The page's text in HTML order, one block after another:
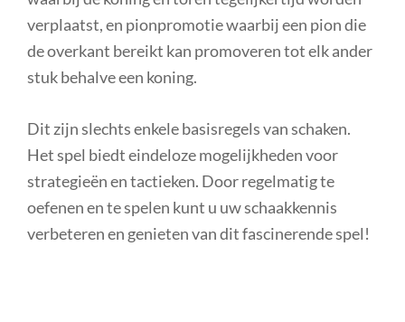
verplaatst, en pionpromotie waarbij een pion die
de overkant bereikt kan promoveren tot elk ander
stuk behalve een koning.
Dit zijn slechts enkele basisregels van schaken.
Het spel biedt eindeloze mogelijkheden voor
strategieën en tactieken. Door regelmatig te
oefenen en te spelen kunt u uw schaakkennis
verbeteren en genieten van dit fascinerende spel!